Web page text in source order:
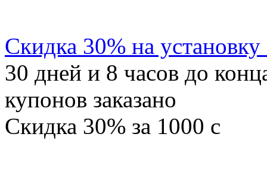
Скидка 30% на
30 дней и 8 часов до
купонов заказано
Скидка 30% за 1000 c